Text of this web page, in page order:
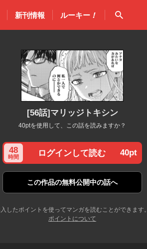
新刊情報 ルーキー！ 検索
[56話]マリッジトキシン
40ptを使用して、この話を読みますか？
48
時間 ログインして読む 40pt
この作品の無料公開中の話へ
したポイントを使ってマンガを読むことができます。
ポイントについて